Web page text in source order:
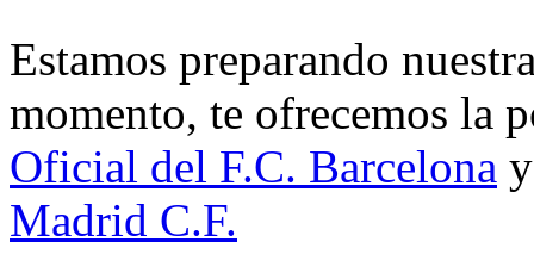
Estamos preparando
momento, te ofrecemos la
Oficial del F.C. Barcelona
Madrid C.F.